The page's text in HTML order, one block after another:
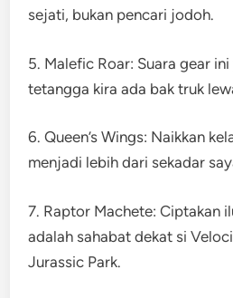
sejati, bukan pencari jodoh.
5. Malefic Roar: Suara gear
tetangga kira ada bak truk
6. Queen’s Wings: Naikkan
menjadi lebih dari sekadar
7. Raptor Machete: Ciptakan
adalah sahabat dekat si
Jurassic Park.